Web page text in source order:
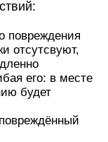
повреждения
отсутсвуют,
его: в месте
будет